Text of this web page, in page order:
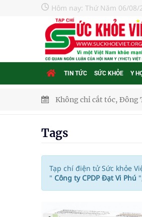
Hôm nay: Thứ Năm 06/08/
TIN TỨC SỨC KHỎE Y
Không chỉ cắt tóc, Đông
Ung thư thận: Nguy
Nhiều chuỗi hoạt động
Tiếp tục rà soát, triển
Tags
Tạp chí điện tử Sức khỏe
" Công ty CPDP Đạt Vi Phú